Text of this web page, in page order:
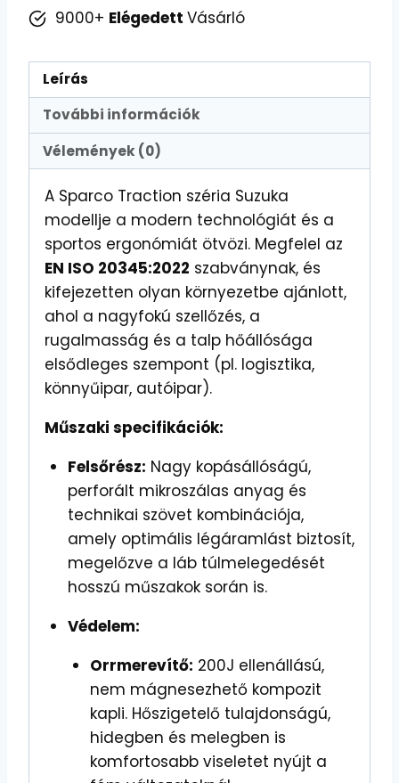
9000+ Elégedett Vásárló
Leírás
További információk
Vélemények (0)
A Sparco Traction széria Suzuka
modellje a modern technológiát és a
sportos ergonómiát ötvözi. Megfelel az
EN ISO 20345:2022 szabványnak, és
kifejezetten olyan környezetbe ajánlott,
ahol a nagyfokú szellőzés, a
rugalmasság és a talp hőállósága
elsődleges szempont (pl. logisztika,
könnyűipar, autóipar).
Műszaki specifikációk:
Felsőrész: Nagy kopásállóságú,
perforált mikroszálas anyag és
technikai szövet kombinációja,
amely optimális légáramlást biztosít,
megelőzve a láb túlmelegedését
hosszú műszakok során is.
Védelem:
Orrmerevítő: 200J ellenállású,
nem mágnesezhető kompozit
kapli. Hőszigetelő tulajdonságú,
hidegben és melegben is
komfortosabb viseletet nyújt a